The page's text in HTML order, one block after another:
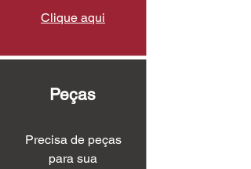
Clique aqui
Peças
Precisa de peças
para sua